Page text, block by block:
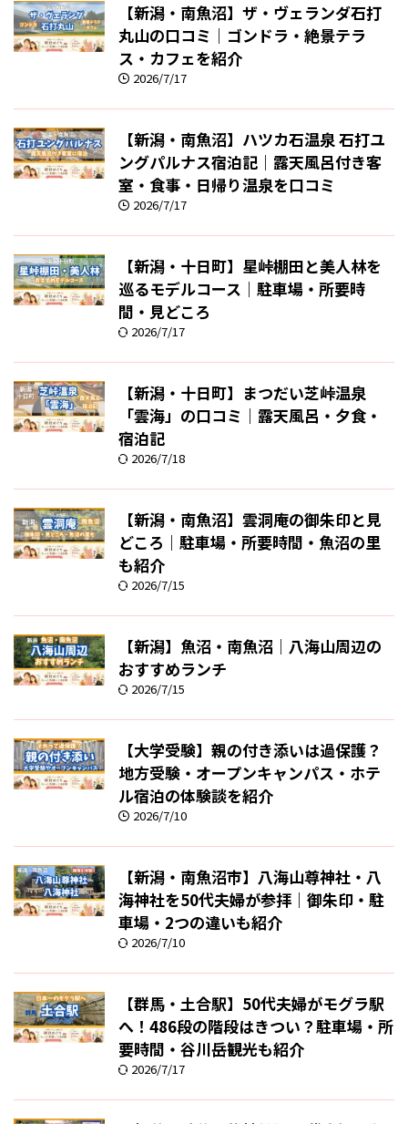
【新潟・南魚沼】ザ・ヴェランダ石打
丸山の口コミ｜ゴンドラ・絶景テラ
ス・カフェを紹介
2026/7/17
【新潟・南魚沼】ハツカ石温泉 石打ユ
ングパルナス宿泊記｜露天風呂付き客
室・食事・日帰り温泉を口コミ
2026/7/17
【新潟・十日町】星峠棚田と美人林を
巡るモデルコース｜駐車場・所要時
間・見どころ
2026/7/17
【新潟・十日町】まつだい芝峠温泉
「雲海」の口コミ｜露天風呂・夕食・
宿泊記
2026/7/18
【新潟・南魚沼】雲洞庵の御朱印と見
どころ｜駐車場・所要時間・魚沼の里
も紹介
2026/7/15
【新潟】魚沼・南魚沼｜八海山周辺の
おすすめランチ
2026/7/15
【大学受験】親の付き添いは過保護？
地方受験・オープンキャンパス・ホテ
ル宿泊の体験談を紹介
2026/7/10
【新潟・南魚沼市】八海山尊神社・八
海神社を50代夫婦が参拝｜御朱印・駐
車場・2つの違いも紹介
2026/7/10
【群馬・土合駅】50代夫婦がモグラ駅
へ！486段の階段はきつい？駐車場・所
要時間・谷川岳観光も紹介
2026/7/17